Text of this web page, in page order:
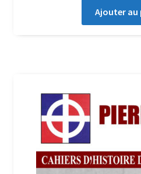
Ajouter au